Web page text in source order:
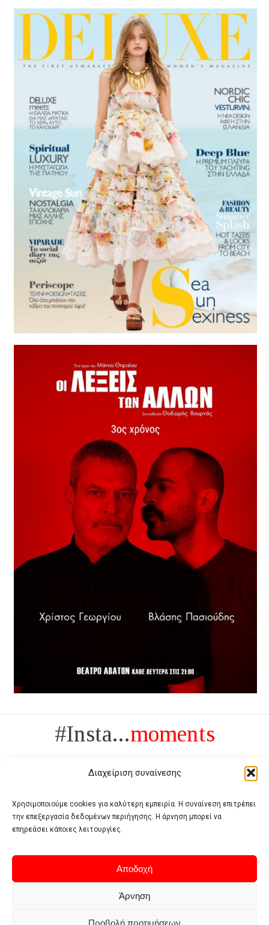
Διαχείριση συναίνεσης
Χρησιμοποιούμε cookies για καλύτερη εμπειρία. Η συναίνεση επιτρέπει
την επεξεργασία δεδομένων περιήγησης. Η άρνηση μπορεί να
επηρεάσει κάποιες λειτουργίες.
Αποδοχή
Άρνηση
Προβολή προτιμήσεων
#Insta...moments
Πολυτέλεια δεν είναι το αντίθετο της ανέχειας, είναι το αντίθετο της